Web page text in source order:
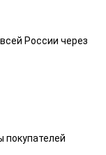
России через